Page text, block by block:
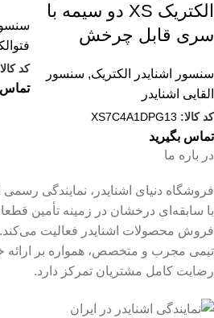
الکتریک XS دو سیمه با
سری قابل چرخش
سنسور اشنایدر الکتریک, سنسور
القایی اشنایدر
کد کالا: XS7C4A1DPG13
تماس بگیرید
کد
تماس
در باره ما
فروشگاه دنیای اشنایدر، نمایندگی رسمی
با سابقه‌ای درخشان در زمینه تأمین
فروش محصولات اشنایدر فعالیت می‌کند.
تیمی مجرب و متخصص، همواره بر ارائه
رضایت کامل مشتریان تمرکز دارد.